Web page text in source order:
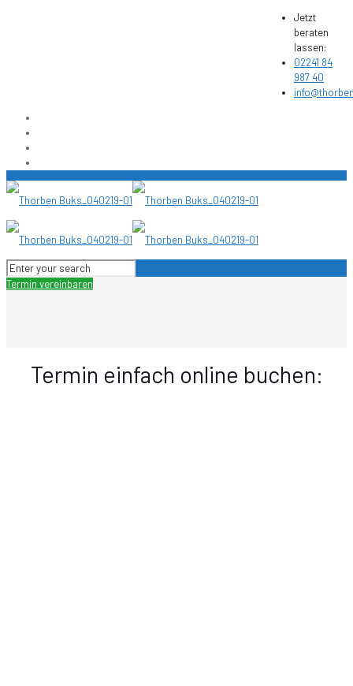
Jetzt
beraten
lassen:
02241 84
987 40
Termin vereinbaren
Termin einfach online buchen: